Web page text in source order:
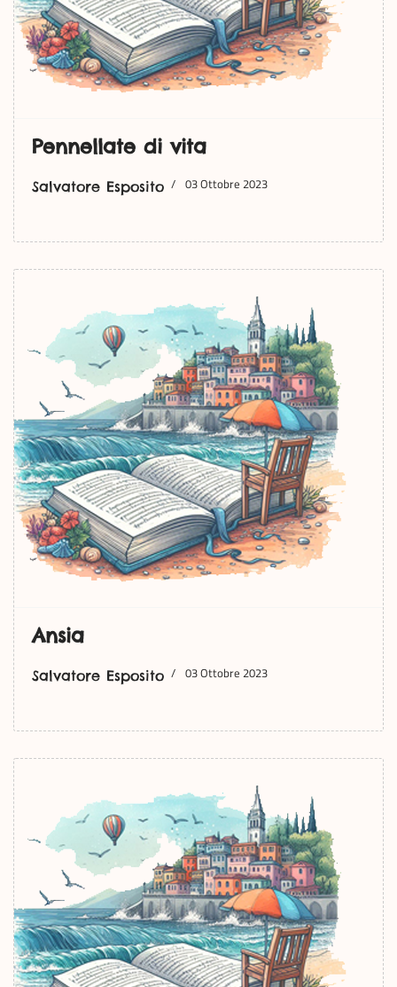
Pennellate di vita
Salvatore Esposito 03 Ottobre 2023
Ansia
Salvatore Esposito 03 Ottobre 2023